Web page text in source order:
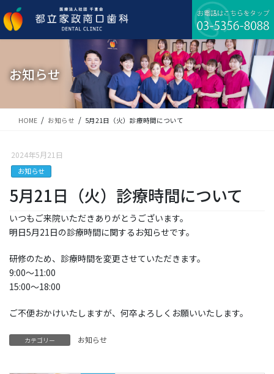
ン
テ
ビ
ゲ
移
お知らせ
HOME お知らせ 5月21日（火）診療時間について
2024年5月21日
お知らせ
5月21日（火）診療時間について
いつもご来院いただきありがとうございます。
明日5月21日の診療時間に関するお知らせです。
研修のため、診療時間を変更させていただきます。
9:00〜11:00
15:00〜18:00
ご不便おかけいたしますが、何卒よろしくお願いいたします。
カテゴリー お知らせ